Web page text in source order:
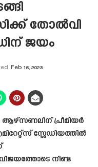
തോൽവി
ജയം
Feb 16, 2023
പ്രീമിയർ
സ്റ്റേഡിയത്തിൽ
നീണ്ട